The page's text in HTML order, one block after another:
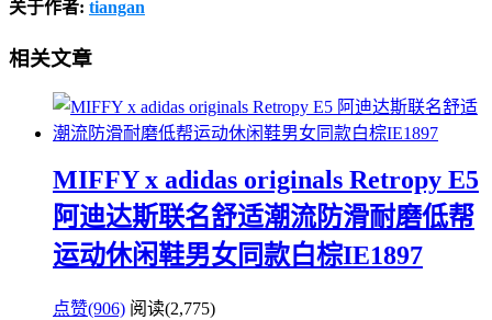
关于作者: tiangan
相关文章
MIFFY x adidas originals Retropy E5
阿迪达斯联名舒适潮流防滑耐磨低帮
运动休闲鞋男女同款白棕IE1897
点赞(906) 阅读(2,775)